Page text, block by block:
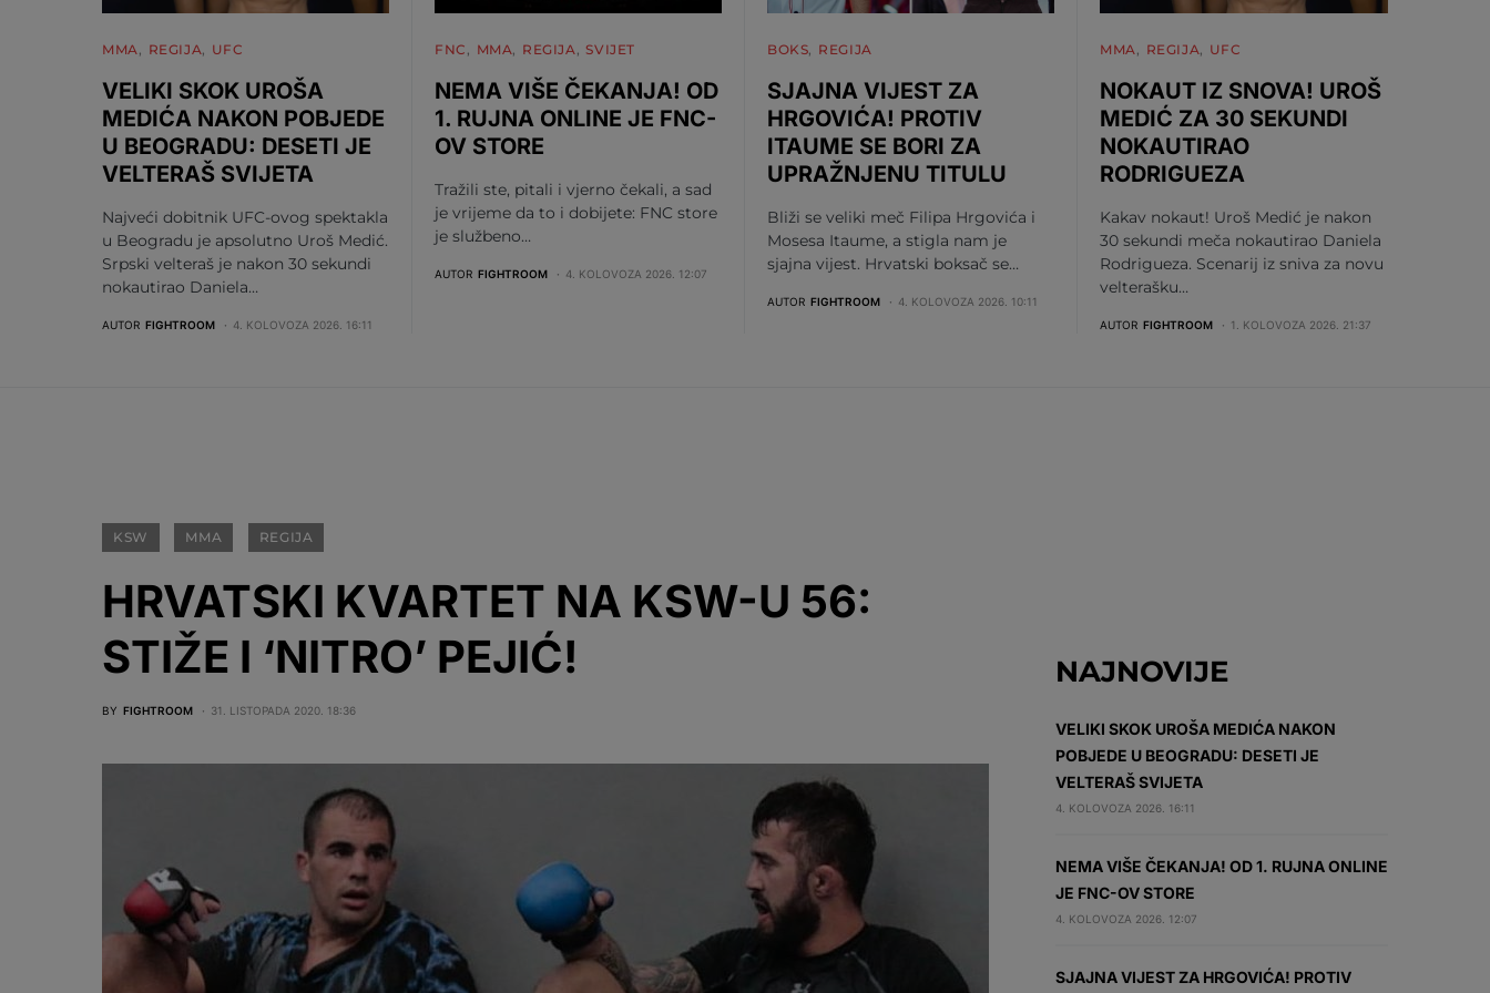
MMA REGIJA UFC
VELIKI SKOK UROŠA
MEDIĆA NAKON POBJEDE
U BEOGRADU: DESETI JE
VELTERAŠ SVIJETA
Najveći dobitnik UFC-ovog spektakla
u Beogradu je apsolutno Uroš Medić.
Srpski velteraš je nakon 30 sekundi
nokautirao Daniela…
AUTOR FIGHTROOM 4. KOLOVOZA 2026. 16:11
FNC MMA REGIJA SVIJET
NEMA VIŠE ČEKANJA! OD
1. RUJNA ONLINE JE FNC-
OV STORE
Tražili ste, pitali i vjerno čekali, a sad
je vrijeme da to i dobijete: FNC store
je službeno…
AUTOR FIGHTROOM 4. KOLOVOZA 2026. 12:07
BOKS REGIJA
SJAJNA VIJEST ZA
HRGOVIĆA! PROTIV
ITAUME SE BORI ZA
UPRAŽNJENU TITULU
Bliži se veliki meč Filipa Hrgovića i
Mosesa Itaume, a stigla nam je
sjajna vijest. Hrvatski boksač se…
AUTOR FIGHTROOM 4. KOLOVOZA 2026. 10:11
MMA REGIJA UFC
NOKAUT IZ SNOVA! UROŠ
MEDIĆ ZA 30 SEKUNDI
NOKAUTIRAO
RODRIGUEZA
Kakav nokaut! Uroš Medić je nakon
30 sekundi meča nokautirao Daniela
Rodrigueza. Scenarij iz sniva za novu
velterašku…
AUTOR FIGHTROOM 1. KOLOVOZA 2026. 21:37
KSW MMA REGIJA
HRVATSKI KVARTET NA KSW-U 56:
STIŽE I ‘NITRO’ PEJIĆ!
BY FIGHTROOM 31. LISTOPADA 2020. 18:36
NAJNOVIJE
VELIKI SKOK UROŠA MEDIĆA NAKON
POBJEDE U BEOGRADU: DESETI JE
VELTERAŠ SVIJETA
4. KOLOVOZA 2026. 16:11
NEMA VIŠE ČEKANJA! OD 1. RUJNA ONLINE
JE FNC-OV STORE
4. KOLOVOZA 2026. 12:07
SJAJNA VIJEST ZA HRGOVIĆA! PROTIV